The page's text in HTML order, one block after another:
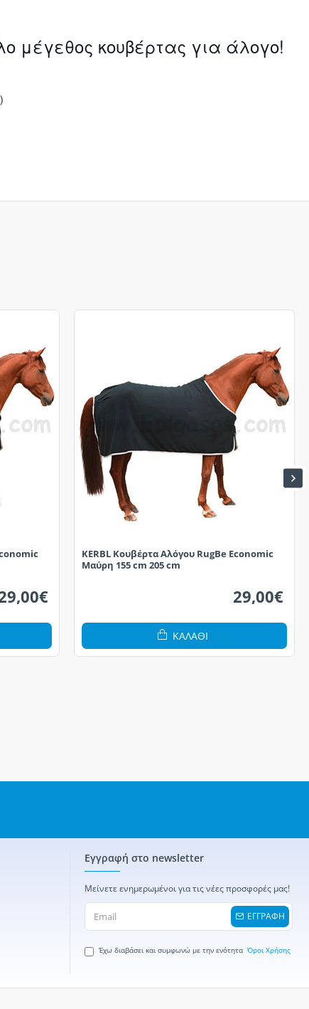
μέγεθος κουβέρτας για άλογο!
KERBL Κουβέρτα Αλόγου RugBe Economic
Μαύρη 155 cm 205 cm
29,00€
ΚΑΛΆΘΙ
Εγγραφή στο newsletter
Μείνετε ενημερωμένοι για τις νέες προσφορές μας!
ΕΓΓΡΑΦΗ
Έχω διαβάσει και συμφωνώ με την ενότητα Όροι Χρήσης